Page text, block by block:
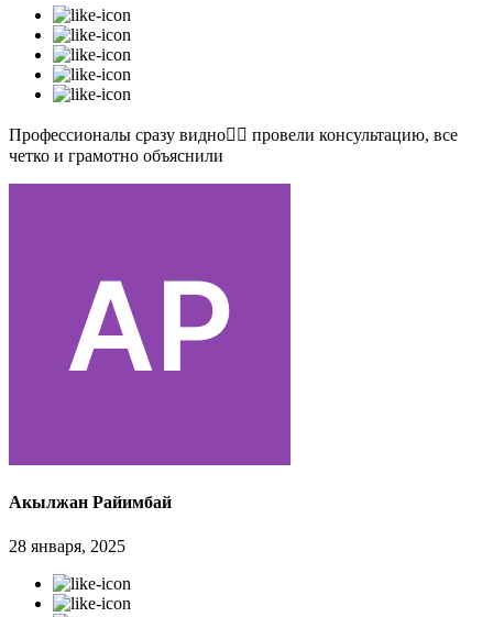
Профессионалы сразу видно👍🏻 провели консультацию, все
четко и грамотно объяснили
Акылжан Райимбай
28 января, 2025